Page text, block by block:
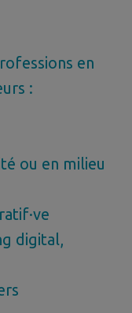
en
:
ou en milieu
digital,